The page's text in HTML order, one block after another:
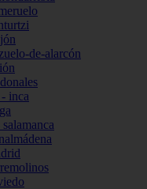
de-alarcón
inca